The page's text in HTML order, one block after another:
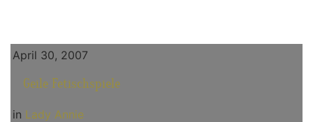
April 30, 2007
Geile Fetischspiele
in Lady Annie